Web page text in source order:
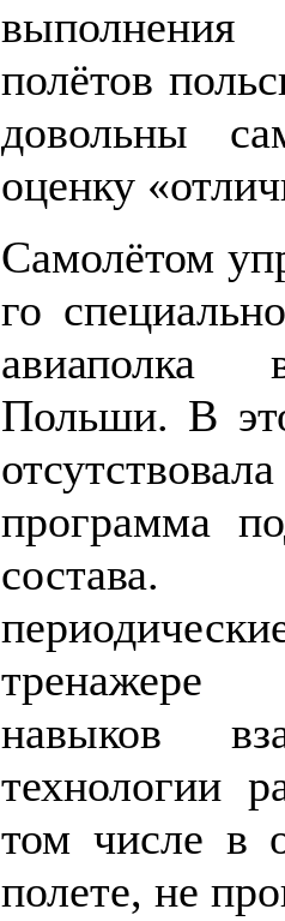
выполнения
полётов
довольны
оценку
Самолётом
го
авиаполка
Польши. В
программа
состава.
тренажере
навыков
технологии
том числе в
полете, не